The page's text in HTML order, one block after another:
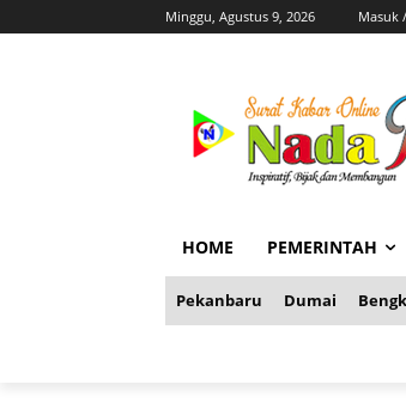
Minggu, Agustus 9, 2026 Masuk
HOME PEMERINTAH
Pekanbaru Dumai